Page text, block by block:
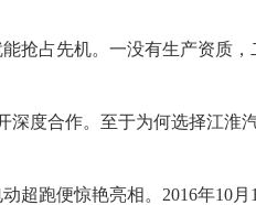
抢占先机。一没有生产资质
度合作。至于为何选择江淮
超跑便惊艳亮相。2016年10